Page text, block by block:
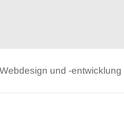
und -entwicklung